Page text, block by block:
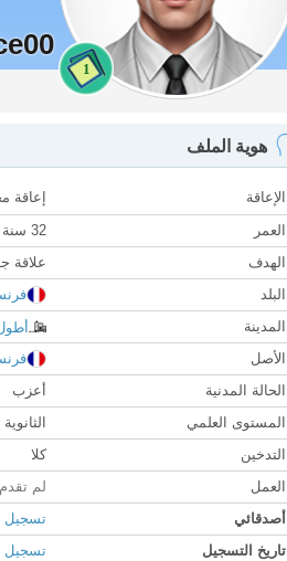
1
هوية الملف
الإعاقة
إعاقة
العمر
32 سنة
الهدف
علاقة
البلد
المدينة
الأصل
الحالة المدنية
أعزب
المستوى العلمي
الثانوية
التدخين
كلا
العمل
لم تقدم
أصدقائي
تسجيل
تاريخ التسجيل
تسجيل